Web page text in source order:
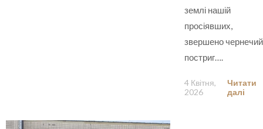
землі нашій
просіявших,
звершено чернечий
постриг….
4 Квітня,
2026
Читати
далі